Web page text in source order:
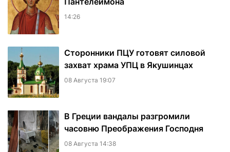
14:26
Сторонники ПЦУ готовят силовой
захват храма УПЦ в Якушинцах
08 Августа 19:07
В Греции вандалы разгромили
часовню Преображения Господня
08 Августа 14:38